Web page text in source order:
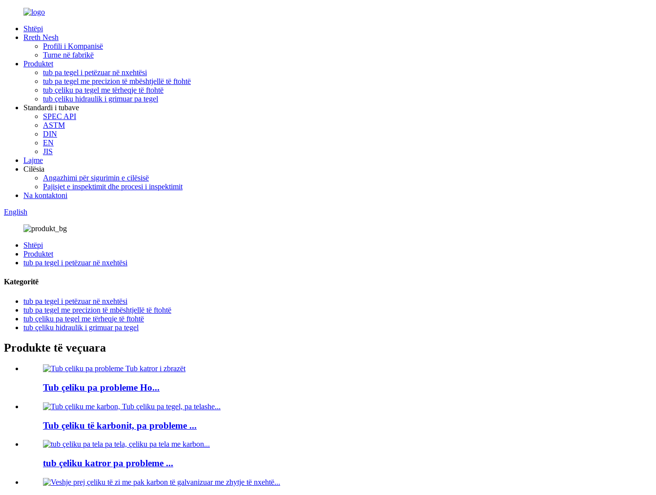
Shtëpi
Rreth Nesh
Profili i Kompanisë
Turne në fabrikë
Produktet
tub pa tegel i petëzuar në nxehtësi
tub pa tegel me precizion të mbështjellë të ftohtë
tub çeliku pa tegel me tërheqje të ftohtë
tub çeliku hidraulik i grimuar pa tegel
Standardi i tubave
SPEC API
ASTM
DIN
EN
JIS
Lajme
Cilësia
Angazhimi për sigurimin e cilësisë
Pajisjet e inspektimit dhe procesi i inspektimit
Na kontaktoni
English
Shtëpi
Produktet
tub pa tegel i petëzuar në nxehtësi
Kategoritë
tub pa tegel i petëzuar në nxehtësi
tub pa tegel me precizion të mbështjellë të ftohtë
tub çeliku pa tegel me tërheqje të ftohtë
tub çeliku hidraulik i grimuar pa tegel
Produkte të veçuara
Tub çeliku pa probleme Ho...
Tub çeliku të karbonit, pa probleme ...
tub çeliku katror pa probleme ...